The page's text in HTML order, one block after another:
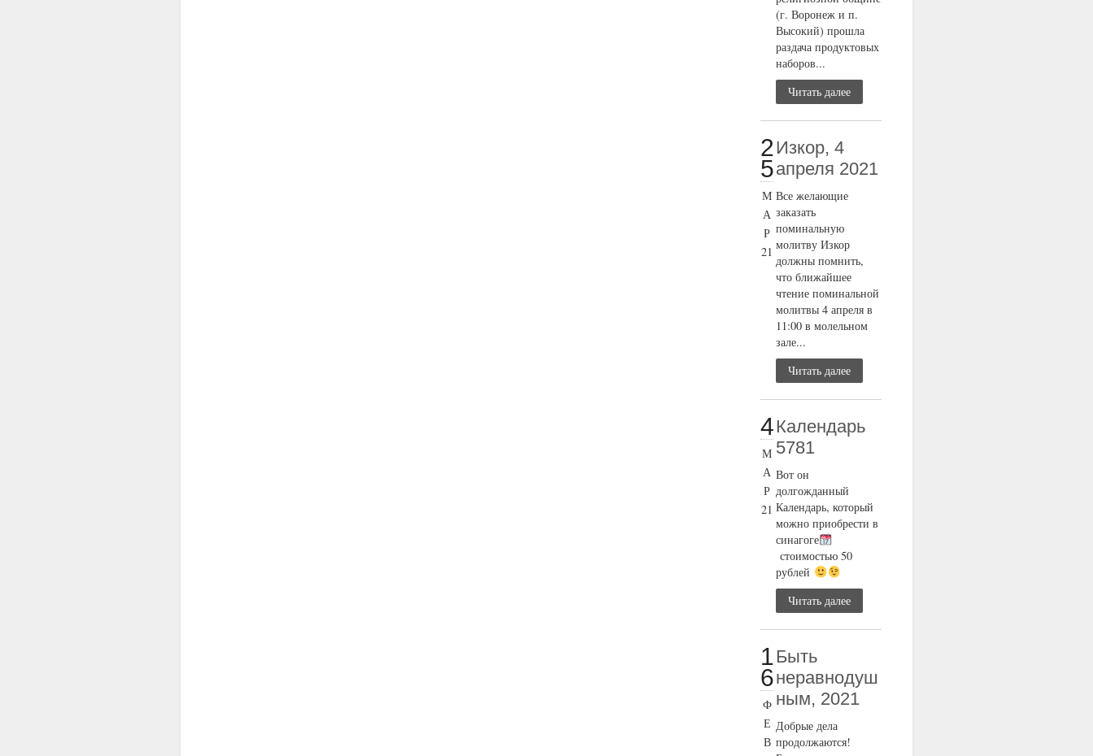
(г. Воронеж и п.
Высокий) прошла
раздача продуктовых
наборов...
Читать далее
2
5
М
А
Р
21
Изкор, 4
апреля 2021
Все желающие
заказать
поминальную
молитву Изкор
должны помнить,
что ближайшее
чтение поминальной
молитвы 4 апреля в
11:00 в молельном
зале...
Читать далее
4
М
А
Р
21
Календарь
5781
Вот он
долгожданный
Календарь, который
можно приобрести в
синагоге
стоимостью 50
рублей
Читать далее
1
6
Ф
Е
В
Быть
неравнодуш
ным, 2021
Добрые дела
продолжаются!